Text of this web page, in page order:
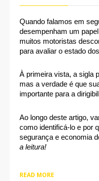
Quando falamos em
desempenham um
muitos motoristas
para avaliar o estado
À primeira vista, a sigla
mas a verdade é que
importante para a
Ao longo deste artigo,
como identificá-lo e por
segurança e economia
a leitura!
READ MORE